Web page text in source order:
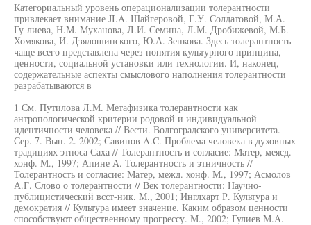
Категориальный уровень операционализации толерантности
привлекает внимание JI.A. Шайгеровой, Г.У. Солдатовой, М.А.
Гу-лиева, Н.М. Муханова, Л.И. Семина, Л.М. Дробижевой, М.Б.
Хомякова, И. Дзялошинского, Ю.А. Зенкова. Здесь толерантность
чаще всего представлена через понятия культурного принципа,
ценности, социальной установки или технологии. И, наконец,
содержательные аспекты смыслового наполнения толерантности
разрабатываются в
1 См. Путилова Л.М. Метафизика толерантности как
антропологической критерии родовой и индивидуальной
идентичности человека // Вести. Волгоградского университета.
Сер. 7. Вып. 2. 2002; Савинов A.C. Проблема человека в духовных
традициях этноса Саха // Толерантность и согласие: Матер, меясд.
хонф. М., 1997; Апине А. Толерантность и этничность //
Толерантность и согласие: Матер, межд. хонф. М., 1997; Асмолов
А.Г. Слово о толерантности // Век толерантности: Научно-
публицистический всст-ник. М., 2001; Инглхарт Р. Культура и
демократия // Культура имеет значение. Каким образом ценности
способствуют общественному прогрессу. М., 2002; Гулиев М.А.